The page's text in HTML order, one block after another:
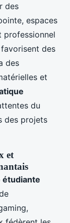
des
espaces
professionnel
des
des
et
du
des projets
et
étudiante